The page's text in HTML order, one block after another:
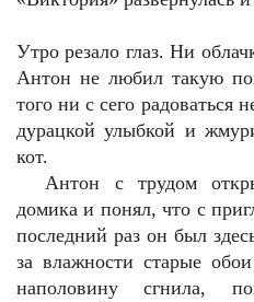
Утро резало глаз. Ни
Антон не любил такую
того ни с сего радоваться
дурацкой улыбкой и
кот.
Антон с трудом
домика и понял, что с
последний раз он был
за влажности старые
наполовину сгнила,